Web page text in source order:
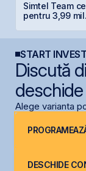
Simtel Team
pentru 3,99
START
Discută
Alege varianta
DESCHIDE